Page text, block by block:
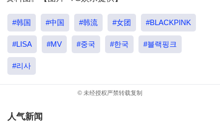
#韩国 #中国 #韩流 #女团 #BLACKPINK
#LISA #MV #중국 #한국 #블랙핑크
#리사
© 未经授权严禁转载复制
人气新闻